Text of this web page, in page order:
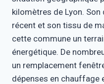
kilomètres de Lyon.
récent et son tissu de
cette commune un
énergétique. De
un remplacement
dépenses en chauffage